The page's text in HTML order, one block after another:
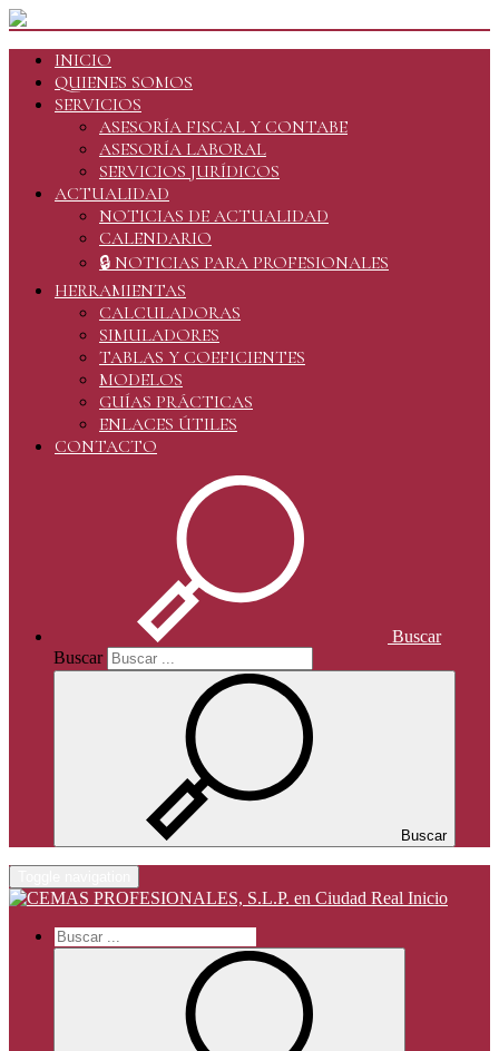
INICIO
QUIENES SOMOS
SERVICIOS
ASESORÍA FISCAL Y CONTABE
ASESORÍA LABORAL
SERVICIOS JURÍDICOS
ACTUALIDAD
NOTICIAS DE ACTUALIDAD
CALENDARIO
🔒 NOTICIAS PARA PROFESIONALES
HERRAMIENTAS
CALCULADORAS
SIMULADORES
TABLAS Y COEFICIENTES
MODELOS
GUÍAS PRÁCTICAS
ENLACES ÚTILES
CONTACTO
Buscar
Buscar
Buscar
Inicio